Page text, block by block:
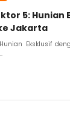
5: Hunian
Jakarta
Eksklusif